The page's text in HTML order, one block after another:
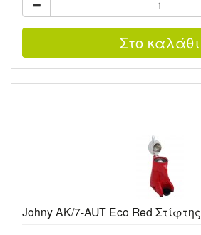
Johny AK/7-AUT Eco Red Στίφτης